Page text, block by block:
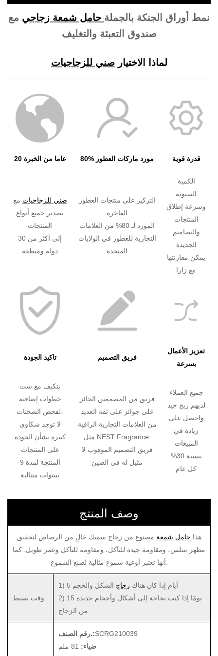
نمط أوراق الجنكة بالجملة حامل شمعة زجاجي مع
صندوق التعبئة والتغليف
لماذا الاختيارصني للزجاجيات
20 عاما من الخبرة 80% مورد ماركات العطور قدرة قوية
صني للزجاجيات مع
تصدير جميع أنواع
المنتجات
إلى أكثر من 30
دولة ومنطقة
التركيز على منتجات العطور
الفاخرة
المورد لـ 80% من العلامات
التجارية للعطور في الولايات
المتحدة
الكمية
السنوية
وسرعة إطلاق
المنتجات
والتصاميم
الجديدة
يمكن مقارنتها
مع زارا
تاكيد الجودة فريق التصميم
تعزيز الأعمال
بسرعة
يتكيف مع ست
خطوات إضافية
لفحص الشحنات،
لا توجد شكاوى
كبيرة بشأن الجودة
على المنتجات
المنتجة لمدة 9
سنوات متتالية
فريق من المصممين الحائز
على جوائز على ثقة العديد
من العلامات التجارية الراقية
مثل NEST Fragrance.
فريق التصميم الموهوب لا
مثيل له في الصين
جميع العملاء
لديهم ربح جيد
واحصل على
زيادة في
المبيعات
بنسبة 30%
كل عام
وصف المنتج
هذا حامل شمعة مصنوع من زجاج سميك خالٍ من الرصاص لتحقيق
مظهر سلس، ومقاومة جيدة للتآكل، ومقاومة للتآكل وعمر طويل. كما
وقت بسيط
1) 5 أيام إذا كان هناك زجاج الشكل والحجم
2) 15 يومًا إذا كنت بحاجة إلى أشكال وأحجام جديدة
من الزجاج
رقم الصنف.:SCRG210039
ضياء: 81 ملم